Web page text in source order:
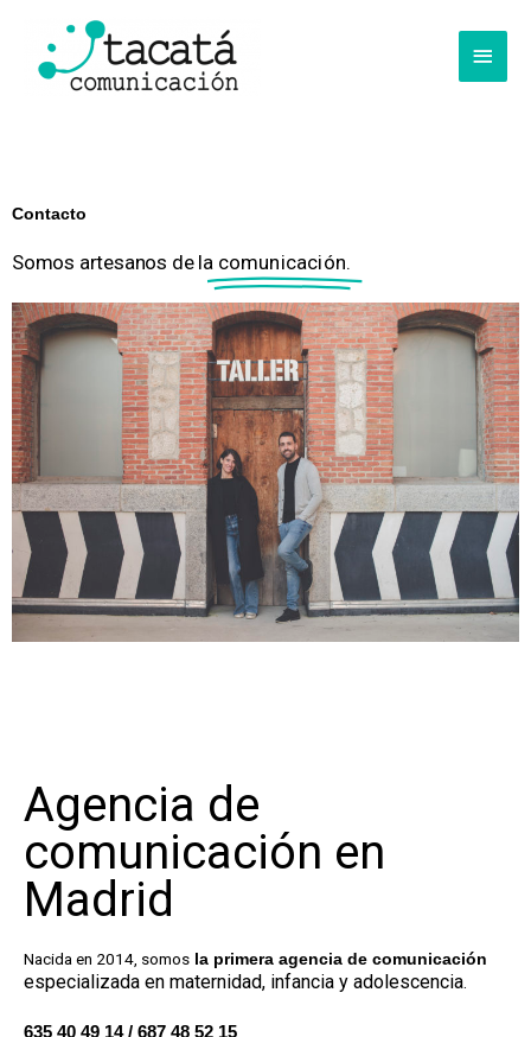
contenido
Menú
Contacto
Somos artesanos de la comunicación.
Agencia de
comunicación en
Madrid
Nacida en 2014, somos la primera agencia de comunicación
especializada en maternidad, infancia y adolescencia.
635 40 49 14 / 687 48 52 15